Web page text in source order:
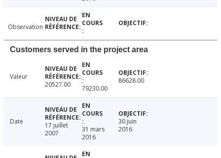
Observation
Customers served in the project area
Valeur
20527.00
79230.00
86628.00
Date
17 juillet
2007
31 mars
2016
30 juin
2016